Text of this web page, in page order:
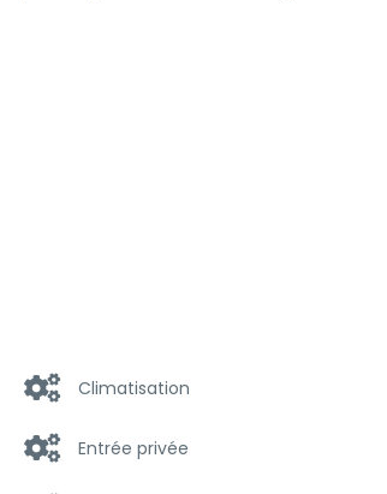
Climatisation
Entrée privée